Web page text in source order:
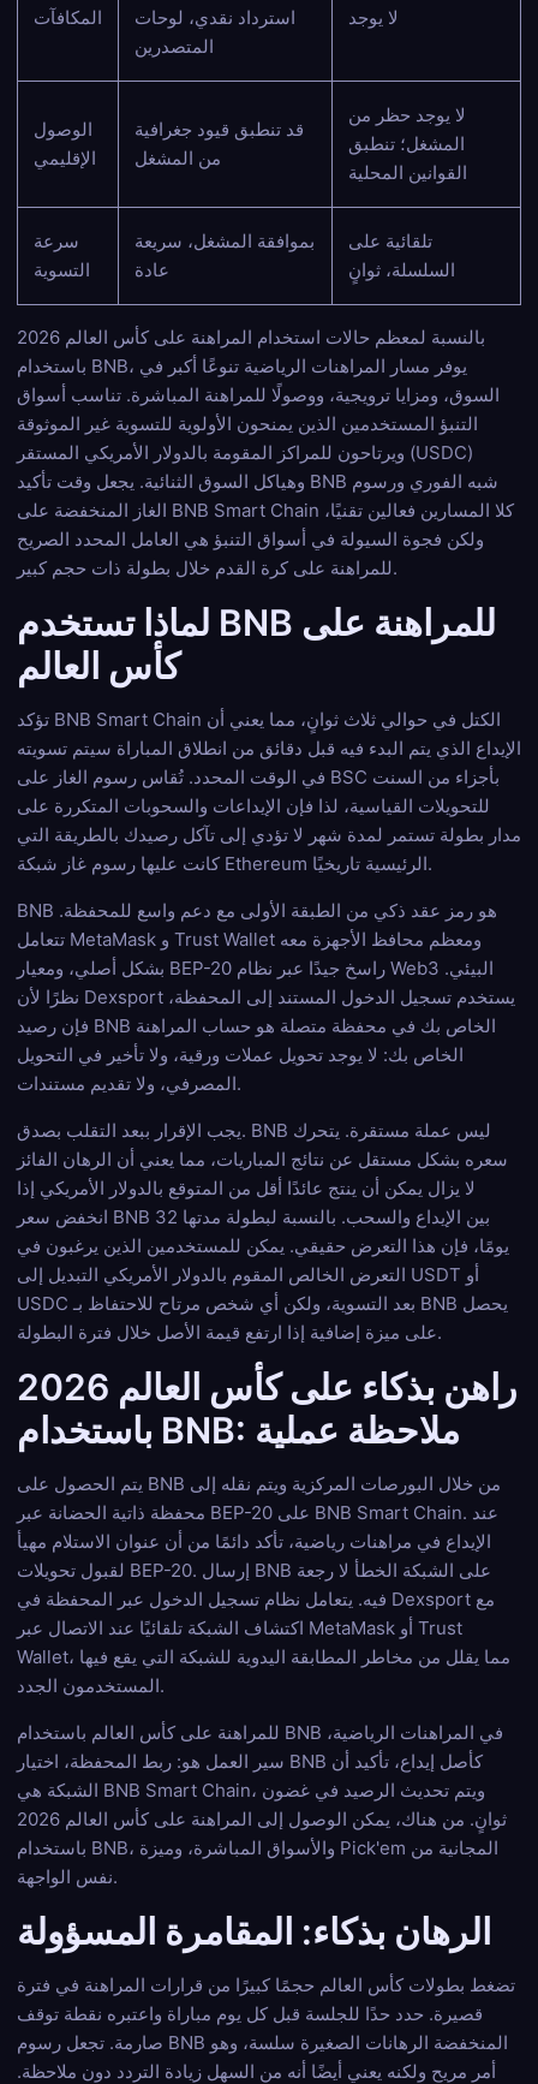
المكافآت
استرداد نقدي، لوحات
المتصدرين
لا يوجد
الوصول
الإقليمي
قد تنطبق قيود جغرافية
من المشغل
لا يوجد حظر من
المشغل؛ تنطبق
القوانين المحلية
سرعة
التسوية
بموافقة المشغل، سريعة
عادة
تلقائية على
السلسلة، ثوانٍ
بالنسبة لمعظم حالات استخدام المراهنة على كأس العالم 2026
باستخدام BNB، يوفر مسار المراهنات الرياضية تنوعًا أكبر في
السوق، ومزايا ترويجية، ووصولًا للمراهنة المباشرة. تناسب أسواق
التنبؤ المستخدمين الذين يمنحون الأولوية للتسوية غير الموثوقة
ويرتاحون للمراكز المقومة بالدولار الأمريكي المستقر (USDC)
وهياكل السوق الثنائية. يجعل وقت تأكيد BNB شبه الفوري ورسوم
الغاز المنخفضة على BNB Smart Chain كلا المسارين فعالين تقنيًا،
ولكن فجوة السيولة في أسواق التنبؤ هي العامل المحدد الصريح
للمراهنة على كرة القدم خلال بطولة ذات حجم كبير.
لماذا تستخدم BNB للمراهنة على
كأس العالم
تؤكد BNB Smart Chain الكتل في حوالي ثلاث ثوانٍ، مما يعني أن
الإيداع الذي يتم البدء فيه قبل دقائق من انطلاق المباراة سيتم تسويته
في الوقت المحدد. تُقاس رسوم الغاز على BSC بأجزاء من السنت
للتحويلات القياسية، لذا فإن الإيداعات والسحوبات المتكررة على
مدار بطولة تستمر لمدة شهر لا تؤدي إلى تآكل رصيدك بالطريقة التي
كانت عليها رسوم غاز شبكة Ethereum الرئيسية تاريخيًا.
BNB هو رمز عقد ذكي من الطبقة الأولى مع دعم واسع للمحفظة.
تتعامل MetaMask و Trust Wallet ومعظم محافظ الأجهزة معه
بشكل أصلي، ومعيار BEP-20 راسخ جيدًا عبر نظام Web3 البيئي.
نظرًا لأن Dexsport يستخدم تسجيل الدخول المستند إلى المحفظة،
فإن رصيد BNB الخاص بك في محفظة متصلة هو حساب المراهنة
الخاص بك: لا يوجد تحويل عملات ورقية، ولا تأخير في التحويل
المصرفي، ولا تقديم مستندات.
يجب الإقرار ببعد التقلب بصدق. BNB ليس عملة مستقرة. يتحرك
سعره بشكل مستقل عن نتائج المباريات، مما يعني أن الرهان الفائز
لا يزال يمكن أن ينتج عائدًا أقل من المتوقع بالدولار الأمريكي إذا
انخفض سعر BNB بين الإيداع والسحب. بالنسبة لبطولة مدتها 32
يومًا، فإن هذا التعرض حقيقي. يمكن للمستخدمين الذين يرغبون في
التعرض الخالص المقوم بالدولار الأمريكي التبديل إلى USDT أو
USDC بعد التسوية، ولكن أي شخص مرتاح للاحتفاظ بـ BNB يحصل
على ميزة إضافية إذا ارتفع قيمة الأصل خلال فترة البطولة.
راهن بذكاء على كأس العالم 2026
باستخدام BNB: ملاحظة عملية
يتم الحصول على BNB من خلال البورصات المركزية ويتم نقله إلى
محفظة ذاتية الحضانة عبر BEP-20 على BNB Smart Chain. عند
الإيداع في مراهنات رياضية، تأكد دائمًا من أن عنوان الاستلام مهيأ
لقبول تحويلات BEP-20. إرسال BNB على الشبكة الخطأ لا رجعة
فيه. يتعامل نظام تسجيل الدخول عبر المحفظة في Dexsport مع
اكتشاف الشبكة تلقائيًا عند الاتصال عبر MetaMask أو Trust
Wallet، مما يقلل من مخاطر المطابقة اليدوية للشبكة التي يقع فيها
المستخدمون الجدد.
للمراهنة على كأس العالم باستخدام BNB في المراهنات الرياضية،
سير العمل هو: ربط المحفظة، اختيار BNB كأصل إيداع، تأكيد أن
الشبكة هي BNB Smart Chain، ويتم تحديث الرصيد في غضون
ثوانٍ. من هناك، يمكن الوصول إلى المراهنة على كأس العالم 2026
باستخدام BNB، والأسواق المباشرة، وميزة Pick'em المجانية من
نفس الواجهة.
الرهان بذكاء: المقامرة المسؤولة
تضغط بطولات كأس العالم حجمًا كبيرًا من قرارات المراهنة في فترة
قصيرة. حدد حدًا للجلسة قبل كل يوم مباراة واعتبره نقطة توقف
صارمة. تجعل رسوم BNB المنخفضة الرهانات الصغيرة سلسة، وهو
أمر مريح ولكنه يعني أيضًا أنه من السهل زيادة التردد دون ملاحظة.